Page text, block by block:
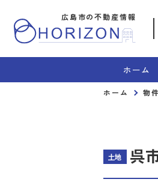
広島市の不動産情報
ホーム
ホーム 物
土地 呉